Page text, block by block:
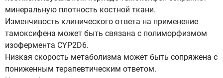
минеральную плотность костной ткани.
Изменчивость клинического ответа на применение
тамоксифена может быть связана с полиморфизмом
изофермента CYP2D6.
Низкая скорость метаболизма может быть сопряжена с
пониженным терапевтическим ответом.